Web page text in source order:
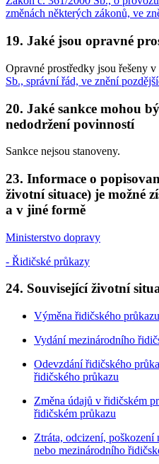
změnách některých zákonů, ve
19. Jaké jsou opravné
Opravné prostředky jsou řešeny v
Sb., správní řád, ve znění
20. Jaké sankce mohou
nedodržení povinností
Sankce nejsou stanoveny.
23. Informace o
životní situace) je možné
a v jiné formě
Ministerstvo dopravy
- Řidičské průkazy
24. Související životní
Výměna řidičského
Vydání mezinárodního
Odevzdání řidičského
řidičského průkazu
Změna údajů v řidičském
řidičském průkazu
Ztráta, odcizení,
nebo mezinárodního